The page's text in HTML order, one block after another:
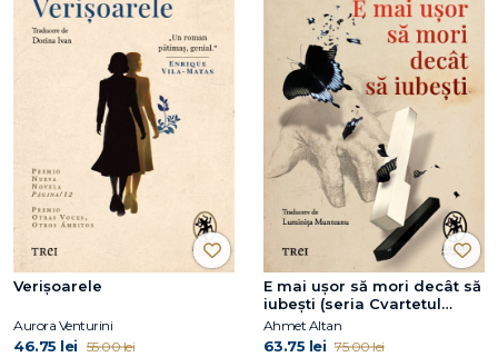
Verișoarele
Aurora Venturini
46.75 lei 55.00 lei
E mai ușor să mori decât să
iubești (seria Cvartetul
Otoman, vol.3)
Ahmet Altan
63.75 lei 75.00 lei